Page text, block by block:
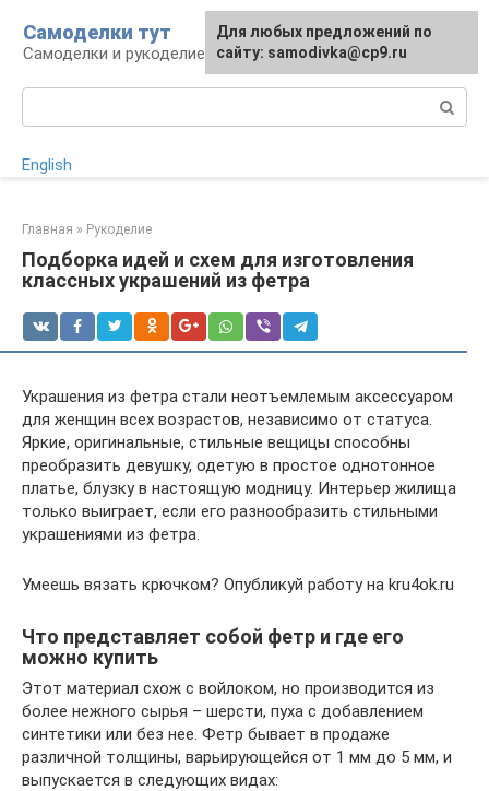
контенту
Самоделки тут
Самоделки и рукоделие для дома и участка
English
Главная » Рукоделие
Подборка идей и схем для изготовления
классных украшений из фетра
Украшения из фетра стали неотъемлемым аксессуаром
для женщин всех возрастов, независимо от статуса.
Яркие, оригинальные, стильные вещицы способны
преобразить девушку, одетую в простое однотонное
платье, блузку в настоящую модницу. Интерьер жилища
только выиграет, если его разнообразить стильными
украшениями из фетра.
Умеешь вязать крючком? Опубликуй работу на kru4ok.ru
Что представляет собой фетр и где его
можно купить
Этот материал схож с войлоком, но производится из
более нежного сырья – шерсти, пуха с добавлением
синтетики или без нее. Фетр бывает в продаже
различной толщины, варьирующейся от 1 мм до 5 мм, и
выпускается в следующих видах:
Для любых предложений по
сайту: samodivka@cp9.ru